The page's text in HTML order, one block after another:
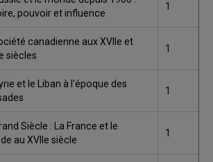
pouvoir et influence
1
canadienne aux XVIIe et
siècles
1
et le Liban à l'époque des
1
Siècle : La France et le
au XVIIe siècle
1